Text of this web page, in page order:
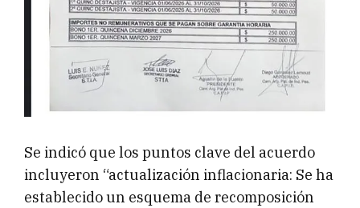
Se indicó que los puntos clave del acuerdo
incluyeron “actualización inflacionaria: Se ha
establecido un esquema de recomposición